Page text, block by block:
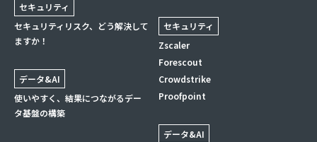
セキュリティ
セキュリティリスク、どう解決して
ますか！
データ&AI
使いやすく、結果につながるデー
タ基盤の構築
セキュリティ
Zscaler
Forescout
Crowdstrike
Proofpoint
データ&AI